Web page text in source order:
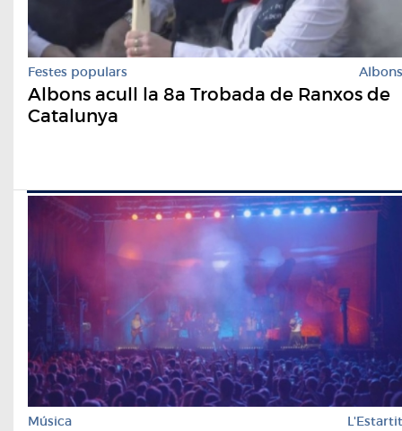
Festes populars Albons
Albons acull la 8a Trobada de Ranxos de
Catalunya
Música L'Estartit